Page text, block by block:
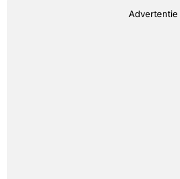
Advertentie